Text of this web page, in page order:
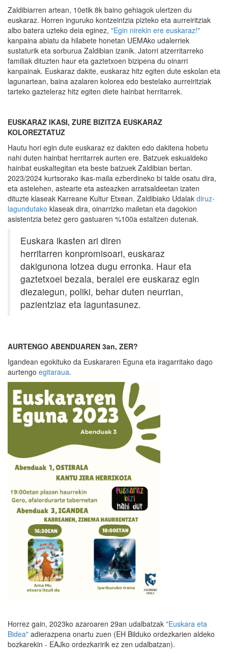
Zaldibiarren artean, 10etik 8k baino gehiagok ulertzen du
euskaraz. Horren inguruko kontzeintzia pizteko eta aurreiritziak
albo batera uzteko deia eginez, "Egin nirekin ere euskaraz!"
kanpaina abiatu da hilabete honetan UEMAko udalerriek
sustaturik eta sorburua Zaldibian izanik. Jatorri atzerritarreko
familiak dituzten haur eta gaztetxoen bizipena du oinarri
kanpainak. Euskaraz dakite, euskaraz hitz egiten dute eskolan eta
lagunartean, baina azalaren kolorea edo bestelako aurreiritziak
tarteko gazteleraz hitz egiten diete hainbat herritarrek.
EUSKARAZ IKASI, ZURE BIZITZA EUSKARAZ
KOLOREZTATUZ
Hautu hori egin dute euskaraz ez dakiten edo dakitena hobetu
nahi duten hainbat herritarrek aurten ere. Batzuek eskualdeko
hainbat euskaltegitan eta beste batzuek Zaldibian bertan.
2023/2024 kurtsorako ikas-maila ezberdineko bi talde osatu dira,
eta astelehen, astearte eta asteazken arratsaldeetan izaten
dituzte klaseak Karreane Kultur Etxean. Zaldibiako Udalak diruz-
lagundutako klaseak dira, oinarrizko mailetan eta dagokion
asistentzia betez gero gastuaren %100a estaltzen dutenak.
Euskara ikasten ari diren
herritarren konpromisoari, euskaraz
dakigunona lotzea dugu erronka. Haur eta
gaztetxoei bezala, beraiei ere euskaraz egin
diezaiegun, poliki, behar duten neurrian,
pazientziaz eta laguntasunez.
AURTENGO ABENDUAREN 3an, ZER?
Igandean egokituko da Euskararen Eguna eta iragarritako dago
aurtengo egitaraua.
Horrez gain, 2023ko azaroaren 29an udalbatzak "Euskara eta
Bidea" adierazpena onartu zuen (EH Bilduko ordezkarien aldeko
bozkarekin - EAJko ordezkaririk ez zen udalbatzan).